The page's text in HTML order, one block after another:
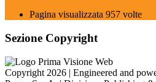
Pagina visualizzata 957 volte
Sezione Copyright
Copyright 2026 | Engineered and